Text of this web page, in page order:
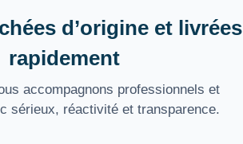
d’origine et livrées
rapidement
accompagnons professionnels et
sérieux, réactivité et transparence.